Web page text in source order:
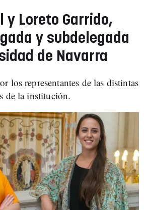
y Loreto Garrido,
y subdelegada
de Navarra
los representantes de las distintas
de la institución.